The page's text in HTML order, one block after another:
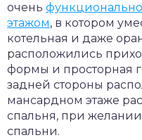
очень
этажом, в котором
котельная и даже
расположились
формы и просторная
задней стороны
мансардном этаже
спальня, при
спальни.